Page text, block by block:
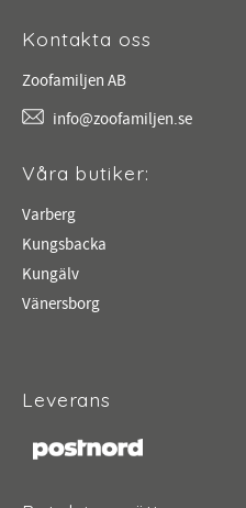
Kontakta oss
Zoofamiljen AB
info@zoofamiljen.se
Våra butiker:
Varberg
Kungsbacka
Kungälv
Vänersborg
Leverans